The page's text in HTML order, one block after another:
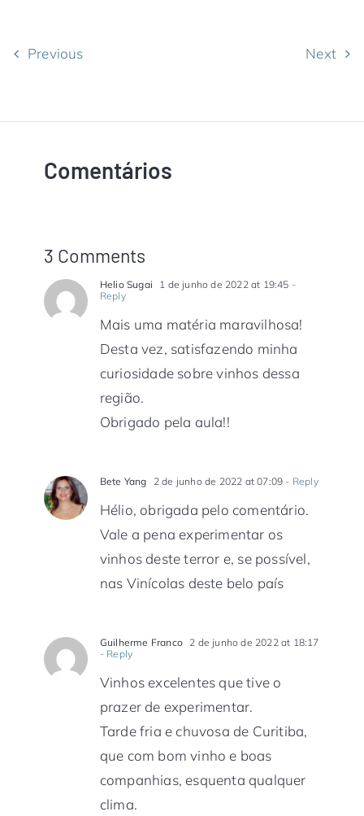
Previous Next
Comentários
3 Comments
Helio Sugai 1 de junho de 2022 at 19:45 -
Reply
Mais uma matéria maravilhosa!
Desta vez, satisfazendo minha
curiosidade sobre vinhos dessa
região.
Obrigado pela aula!!
Bete Yang 2 de junho de 2022 at 07:09 - Reply
Hélio, obrigada pelo comentário.
Vale a pena experimentar os
vinhos deste terror e, se possível,
nas Vinícolas deste belo país
Guilherme Franco
2 de junho de 2022 at 18:17
- Reply
Vinhos excelentes que tive o
prazer de experimentar.
Tarde fria e chuvosa de Curitiba,
que com bom vinho e boas
companhias, esquenta qualquer
clima.